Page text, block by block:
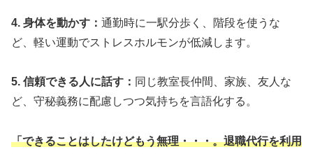
4. 身体を動かす： 通勤時に一駅分歩く、階段を使うな
ど、軽い運動でストレスホルモンが低減します。
5. 信頼できる人に話す： 同じ教室長仲間、家族、友人な
ど、守秘義務に配慮しつつ気持ちを言語化する。
「できることはしたけどもう無理・・・。退職代行を利用